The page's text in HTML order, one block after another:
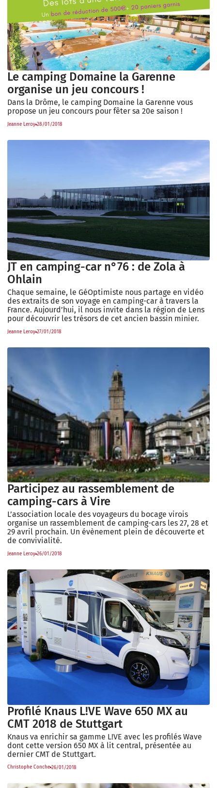
Le camping Domaine la Garenne
organise un jeu concours !
Dans la Drôme, le camping Domaine la Garenne vous
propose un jeu concours pour fêter sa 20e saison !
Jeanne Leroy 28/01/2018
JT en camping-car n°76 : de Zola à
Ohlain
Chaque semaine, le GéOptimiste nous partage en vidéo
des extraits de son voyage en camping-car à travers la
France. Aujourd’hui, il nous invite dans la région de Lens
pour découvrir les trésors de cet ancien bassin minier.
Jeanne Leroy 27/01/2018
Participez au rassemblement de
camping-cars à Vire
L’association locale des voyageurs du bocage virois
organise un rassemblement de camping-cars les 27, 28 et
29 avril prochain. Un évènement plein de découverte et
de convivialité.
Jeanne Leroy 26/01/2018
Profilé Knaus L!VE Wave 650 MX au
CMT 2018 de Stuttgart
Knaus va enrichir sa gamme L!VE avec les profilés Wave
dont cette version 650 MX à lit central, présentée au
dernier CMT de Stuttgart.
Christophe Conche 26/01/2018